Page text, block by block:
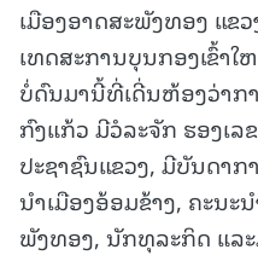
ເມືອງອາດສະພັງທອງ ແຂ
ເທດສະການບຸນກອງເຂົ້າໃ
ບໍ່ດົນມານີ້ທີ່ເດີ່ນຫ້ອງວ່າກ
ກົງແກ້ວ ມີວໍລະຈັກ ຮອງເ
ປະຊາຊົນແຂວງ, ມີບັນດາ
ນຳເມືອງອ້ອມຂ້າງ, ຄະນະ
ພັງທອງ, ນັກທຸລະກິດ ແລະ